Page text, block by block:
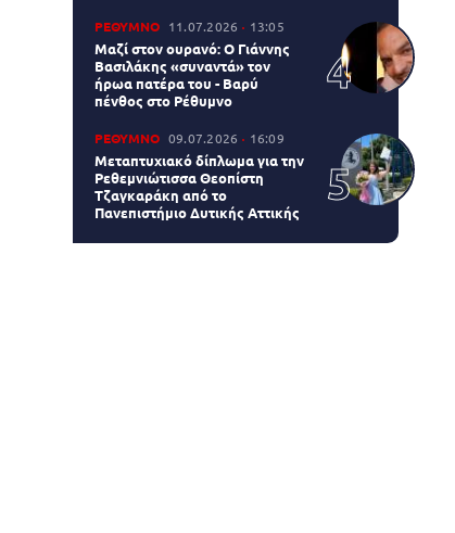
ΡΕΘΥΜΝΟ 11.07.2026 13:05
Μαζί στον ουρανό: Ο Γιάννης
Βασιλάκης «συναντά» τον
ήρωα πατέρα του - Βαρύ
πένθος στο Ρέθυμνο
ΡΕΘΥΜΝΟ 09.07.2026 16:09
Μεταπτυχιακό δίπλωμα για την
Ρεθεμνιώτισσα Θεοπίστη
Τζαγκαράκη από το
Πανεπιστήμιο Δυτικής Αττικής